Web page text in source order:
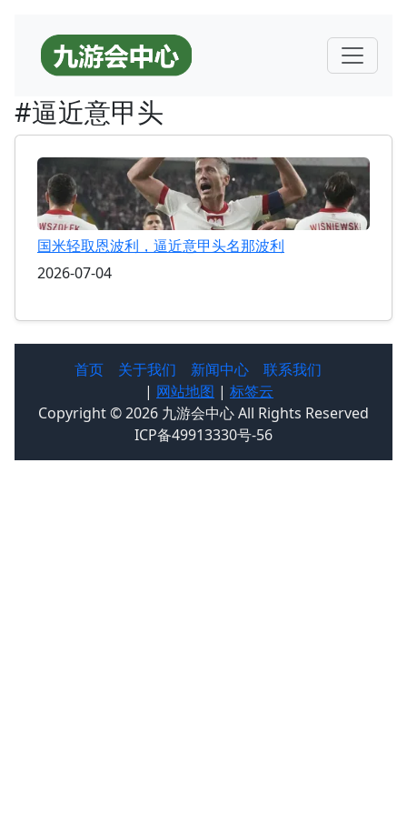
#逼近意甲头
国米轻取恩波利，逼近意甲头名那波利
2026-07-04
首页 关于我们 新闻中心
联系我们
| 网站地图 | 标签云
Copyright © 2026 九游会中心 All Rights Reserved
ICP备49913330号-56